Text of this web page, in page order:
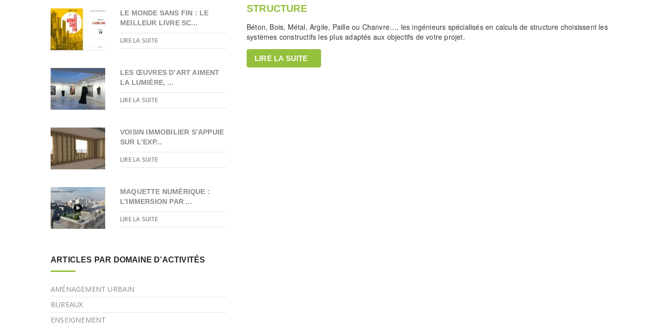
STRUCTURE
Béton, Bois, Métal, Argile, Paille ou Chanvre…, les ingénieurs spécialisés en calculs de structure choisissent les
systèmes constructifs les plus adaptés aux objectifs de votre projet.
LIRE LA SUITE
LE MONDE SANS FIN : LE
MEILLEUR LIVRE SC...
LIRE LA SUITE
LES ŒUVRES D’ART AIMENT
LA LUMIÈRE, ...
LIRE LA SUITE
VOISIN IMMOBILIER S’APPUIE
SUR L’EXP...
LIRE LA SUITE
MAQUETTE NUMÉRIQUE :
L’IMMERSION PAR ...
LIRE LA SUITE
ARTICLES PAR DOMAINE D’ACTIVITÉS
AMÉNAGEMENT URBAIN
BUREAUX
ENSEIGNEMENT